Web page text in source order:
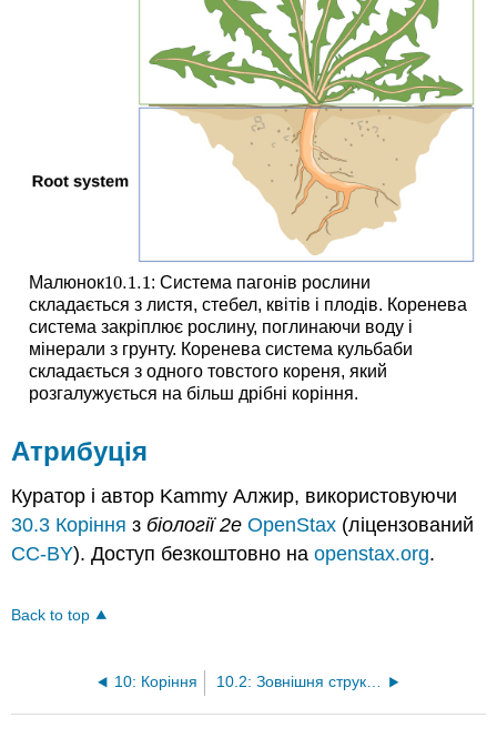
Малюнок10.1.1
10.1.1: Система пагонів рослини
складається з листя, стебел, квітів і плодів. Коренева
система закріплює рослину, поглинаючи воду і
мінерали з грунту. Коренева система кульбаби
складається з одного товстого кореня, який
розгалужується на більш дрібні коріння.
Атрибуція
Куратор і автор Kammy Алжир, використовуючи
30.3 Коріння з біології 2e OpenStax (ліцензований
CC-BY). Доступ безкоштовно наopenstax.org.
Back to top
10: Коріння 10.2: Зовнішня структура кореня